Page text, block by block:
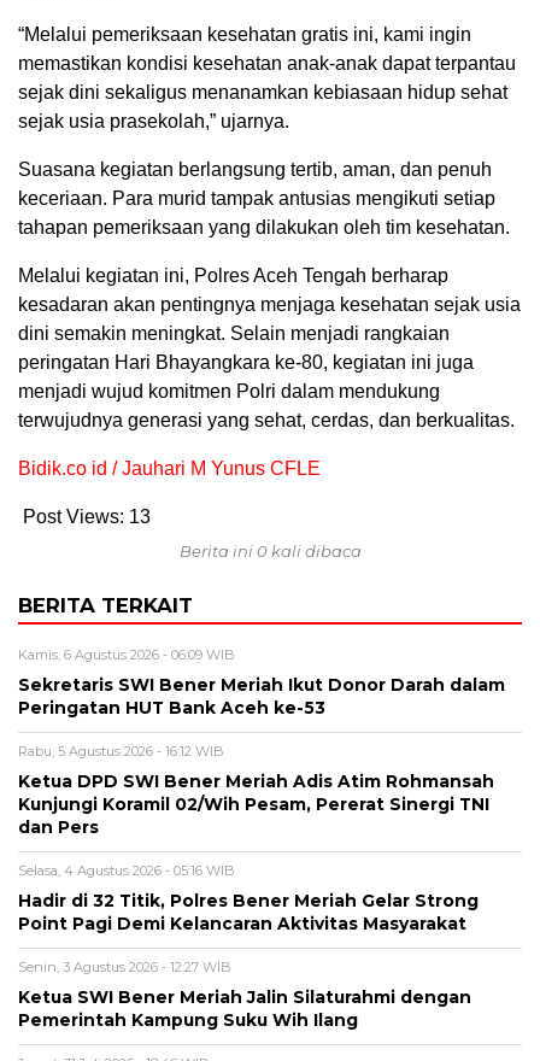
“Melalui pemeriksaan kesehatan gratis ini, kami ingin
memastikan kondisi kesehatan anak-anak dapat terpantau
sejak dini sekaligus menanamkan kebiasaan hidup sehat
sejak usia prasekolah,” ujarnya.
Suasana kegiatan berlangsung tertib, aman, dan penuh
keceriaan. Para murid tampak antusias mengikuti setiap
tahapan pemeriksaan yang dilakukan oleh tim kesehatan.
Melalui kegiatan ini, Polres Aceh Tengah berharap
kesadaran akan pentingnya menjaga kesehatan sejak usia
dini semakin meningkat. Selain menjadi rangkaian
peringatan Hari Bhayangkara ke-80, kegiatan ini juga
menjadi wujud komitmen Polri dalam mendukung
terwujudnya generasi yang sehat, cerdas, dan berkualitas.
Bidik.co id / Jauhari M Yunus CFLE
Post Views: 13
Berita ini 0 kali dibaca
BERITA TERKAIT
Kamis, 6 Agustus 2026 - 06:09 WIB
Sekretaris SWI Bener Meriah Ikut Donor Darah dalam
Peringatan HUT Bank Aceh ke-53
Rabu, 5 Agustus 2026 - 16:12 WIB
Ketua DPD SWI Bener Meriah Adis Atim Rohmansah
Kunjungi Koramil 02/Wih Pesam, Pererat Sinergi TNI
dan Pers
Selasa, 4 Agustus 2026 - 05:16 WIB
Hadir di 32 Titik, Polres Bener Meriah Gelar Strong
Point Pagi Demi Kelancaran Aktivitas Masyarakat
Senin, 3 Agustus 2026 - 12:27 WIB
Ketua SWI Bener Meriah Jalin Silaturahmi dengan
Pemerintah Kampung Suku Wih Ilang